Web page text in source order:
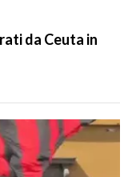
da Ceuta in